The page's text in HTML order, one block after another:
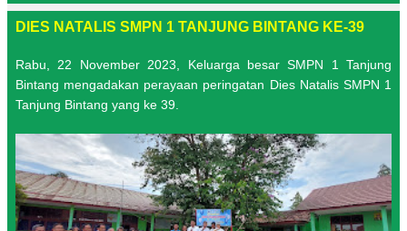
DIES NATALIS SMPN 1 TANJUNG BINTANG KE-39
Rabu, 22 November 2023, Keluarga besar SMPN 1 Tanjung
Bintang mengadakan perayaan peringatan Dies Natalis SMPN 1
Tanjung Bintang yang ke 39.